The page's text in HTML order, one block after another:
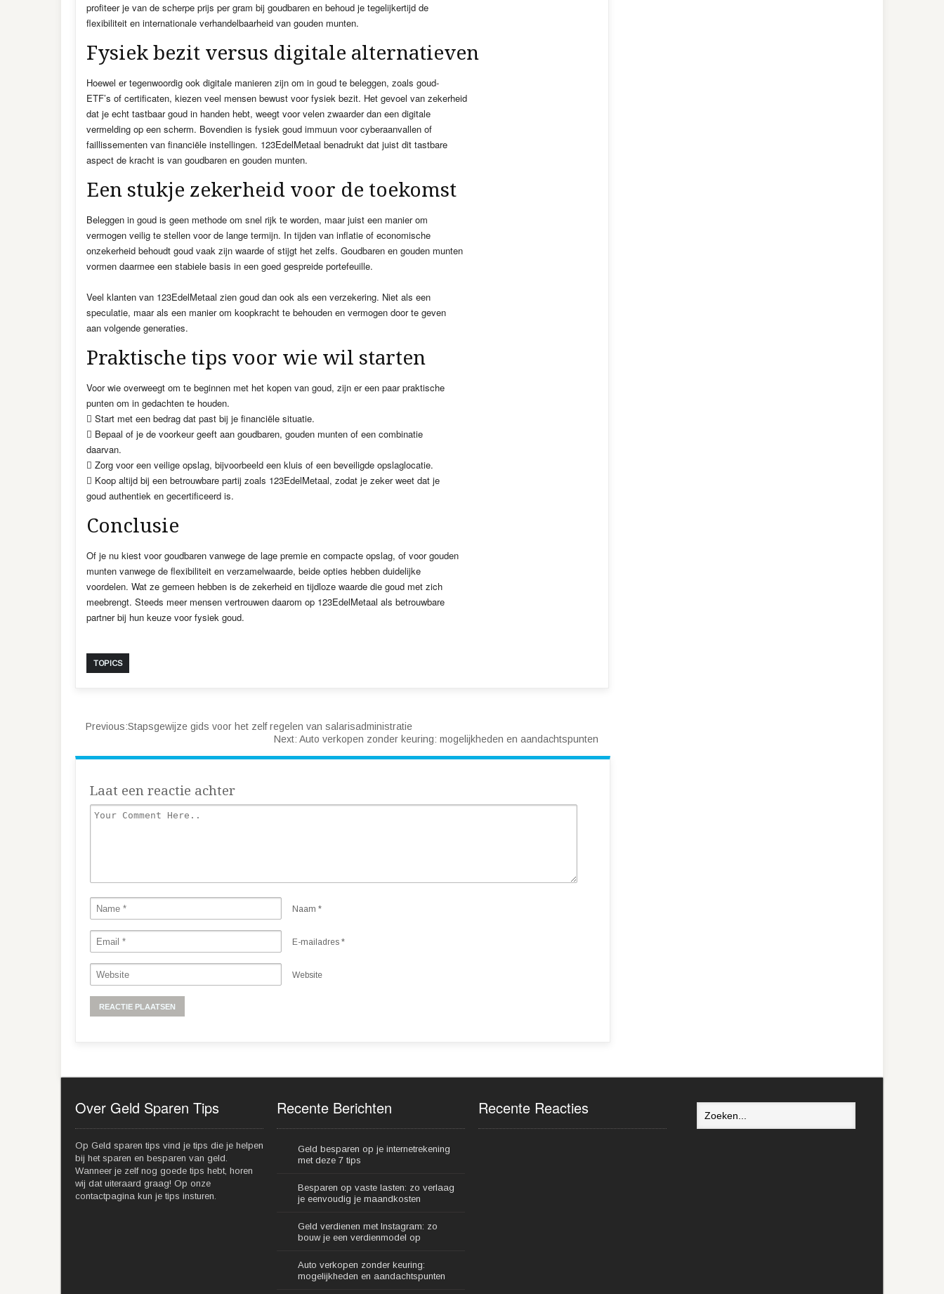
profiteer je van de scherpe prijs per gram bij goudbaren en behoud je tegelijkertijd de
flexibiliteit en internationale verhandelbaarheid van gouden munten.
Fysiek bezit versus digitale alternatieven
Hoewel er tegenwoordig ook digitale manieren zijn om in goud te beleggen, zoals goud-
ETF’s of certificaten, kiezen veel mensen bewust voor fysiek bezit. Het gevoel van zekerheid
dat je echt tastbaar goud in handen hebt, weegt voor velen zwaarder dan een digitale
vermelding op een scherm. Bovendien is fysiek goud immuun voor cyberaanvallen of
faillissementen van financiële instellingen. 123EdelMetaal benadrukt dat juist dit tastbare
aspect de kracht is van goudbaren en gouden munten.
Een stukje zekerheid voor de toekomst
Beleggen in goud is geen methode om snel rijk te worden, maar juist een manier om
vermogen veilig te stellen voor de lange termijn. In tijden van inflatie of economische
onzekerheid behoudt goud vaak zijn waarde of stijgt het zelfs. Goudbaren en gouden munten
vormen daarmee een stabiele basis in een goed gespreide portefeuille.
Veel klanten van 123EdelMetaal zien goud dan ook als een verzekering. Niet als een
speculatie, maar als een manier om koopkracht te behouden en vermogen door te geven
aan volgende generaties.
Praktische tips voor wie wil starten
Voor wie overweegt om te beginnen met het kopen van goud, zijn er een paar praktische
punten om in gedachten te houden.
 Start met een bedrag dat past bij je financiële situatie.
 Bepaal of je de voorkeur geeft aan goudbaren, gouden munten of een combinatie
daarvan.
 Zorg voor een veilige opslag, bijvoorbeeld een kluis of een beveiligde opslaglocatie.
 Koop altijd bij een betrouwbare partij zoals 123EdelMetaal, zodat je zeker weet dat je
goud authentiek en gecertificeerd is.
Conclusie
Of je nu kiest voor goudbaren vanwege de lage premie en compacte opslag, of voor gouden
munten vanwege de flexibiliteit en verzamelwaarde, beide opties hebben duidelijke
voordelen. Wat ze gemeen hebben is de zekerheid en tijdloze waarde die goud met zich
meebrengt. Steeds meer mensen vertrouwen daarom op 123EdelMetaal als betrouwbare
partner bij hun keuze voor fysiek goud.
TOPICS
Previous:Stapsgewijze gids voor het zelf regelen van salarisadministratie
Next: Auto verkopen zonder keuring: mogelijkheden en aandachtspunten
Laat een reactie achter
Naam *
E-mailadres *
Website
Over Geld Sparen Tips
Op Geld sparen tips vind je tips die je helpen
bij het sparen en besparen van geld.
Wanneer je zelf nog goede tips hebt, horen
wij dat uiteraard graag! Op onze
contactpagina kun je tips insturen.
Recente Berichten
Geld besparen op je internetrekening
met deze 7 tips
Besparen op vaste lasten: zo verlaag
je eenvoudig je maandkosten
Geld verdienen met Instagram: zo
bouw je een verdienmodel op
Auto verkopen zonder keuring:
mogelijkheden en aandachtspunten
Recente Reacties